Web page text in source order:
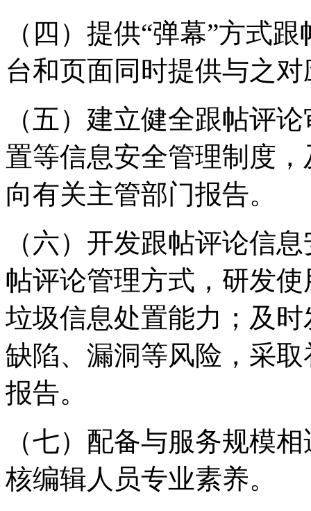
（四）提供“弹幕”方式
台和页面同时提供与之
（五）建立健全跟帖评
置等信息安全管理制度
向有关主管部门报告。
（六）开发跟帖评论信
帖评论管理方式，研发
垃圾信息处置能力；及
缺陷、漏洞等风险，采
报告。
（七）配备与服务规模
核编辑人员专业素养。